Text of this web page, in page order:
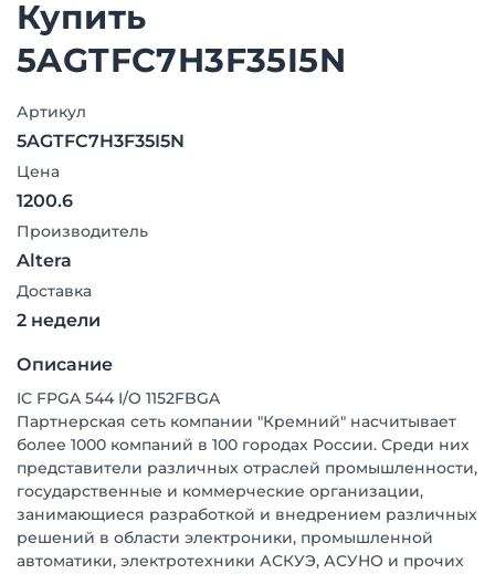
Купить
5AGTFC7H3F35I5N
Артикул
5AGTFC7H3F35I5N
Цена
1200.6
Производитель
Altera
Доставка
2 недели
Описание
IC FPGA 544 I/O 1152FBGA
Партнерская сеть компании "Кремний" насчитывает
более 1000 компаний в 100 городах России. Среди них
представители различных отраслей промышленности,
государственные и коммерческие организации,
занимающиеся разработкой и внедрением различных
решений в области электроники, промышленной
автоматики, электротехники АСКУЭ, АСУНО и прочих